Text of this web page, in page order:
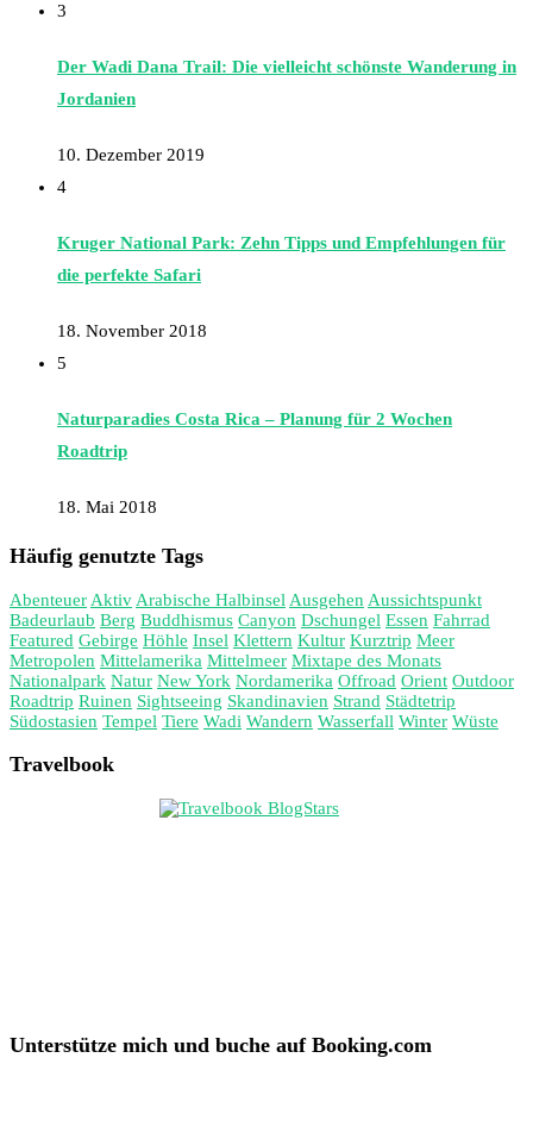
3
Der Wadi Dana Trail: Die vielleicht schönste Wanderung in
Jordanien
10. Dezember 2019
4
Kruger National Park: Zehn Tipps und Empfehlungen für
die perfekte Safari
18. November 2018
5
Naturparadies Costa Rica – Planung für 2 Wochen
Roadtrip
18. Mai 2018
Häufig genutzte Tags
Abenteuer Aktiv Arabische Halbinsel Ausgehen Aussichtspunkt
Badeurlaub Berg Buddhismus Canyon Dschungel Essen Fahrrad
Featured Gebirge Höhle Insel Klettern Kultur Kurztrip Meer
Metropolen Mittelamerika Mittelmeer Mixtape des Monats
Nationalpark Natur New York Nordamerika Offroad Orient Outdoor
Roadtrip Ruinen Sightseeing Skandinavien Strand Städtetrip
Südostasien Tempel Tiere Wadi Wandern Wasserfall Winter Wüste
Travelbook
Unterstütze mich und buche auf Booking.com